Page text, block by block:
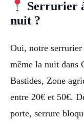
Serrurier
nuit ?
Oui, notre
même la nuit dans
Bastides, Zone
entre 20€ et 50€.
porte, serrure